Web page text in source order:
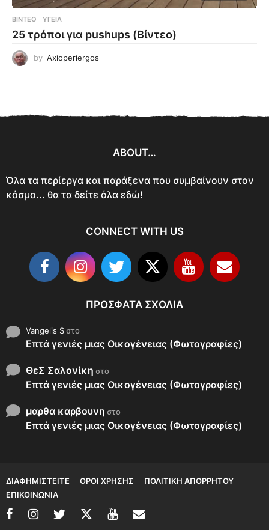
ΒΊΝΤΕΟ ΥΓΕΊΑ
25 τρόποι για pushups (Βίντεο)
by Axioperiergos
ABOUT…
Όλα τα περίεργα και παράξενα που συμβαίνουν στον
κόσμο... θα τα δείτε όλα εδώ!
CONNECT WITH US
ΠΡΌΣΦΑΤΑ ΣΧΌΛΙΑ
Vangelis Sστο
Επτά γενιές μιας Οικογένειας (Φωτογραφίες)
ΘεΣ Σαλονίκη στο
Επτά γενιές μιας Οικογένειας (Φωτογραφίες)
μαρθα καρβουνη στο
Επτά γενιές μιας Οικογένειας (Φωτογραφίες)
ΔΙΑΦΗΜΙΣΤΕΊΤΕ ΌΡΟΙ ΧΡΉΣΗΣ
ΠΟΛΙΤΙΚΉ ΑΠΟΡΡΉΤΟΥ
ΕΠΙΚΟΙΝΩΝΊΑ